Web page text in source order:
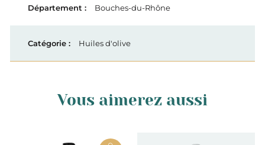
Bouches-du-Rhône
Huiles d'olive
Vous aimerez aussi